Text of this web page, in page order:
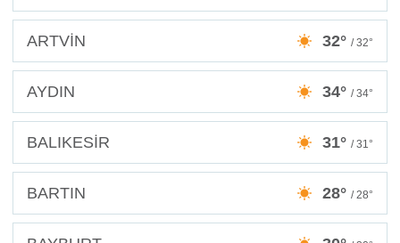
ARTVİN 32° / 32°
AYDIN 34° / 34°
BALIKESİR 31° / 31°
BARTIN 28° / 28°